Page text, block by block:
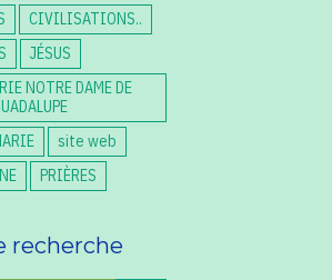
CIVILISATIONS..
JÉSUS
NOTRE DAME DE
site web
PRIÈRES
recherche